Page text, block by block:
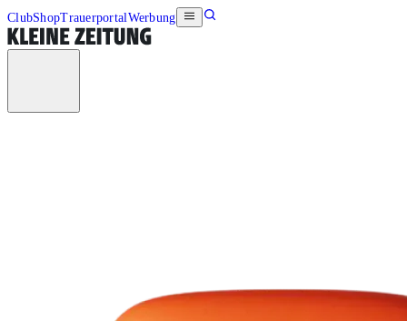
ClubShopTrauerportalWerbung